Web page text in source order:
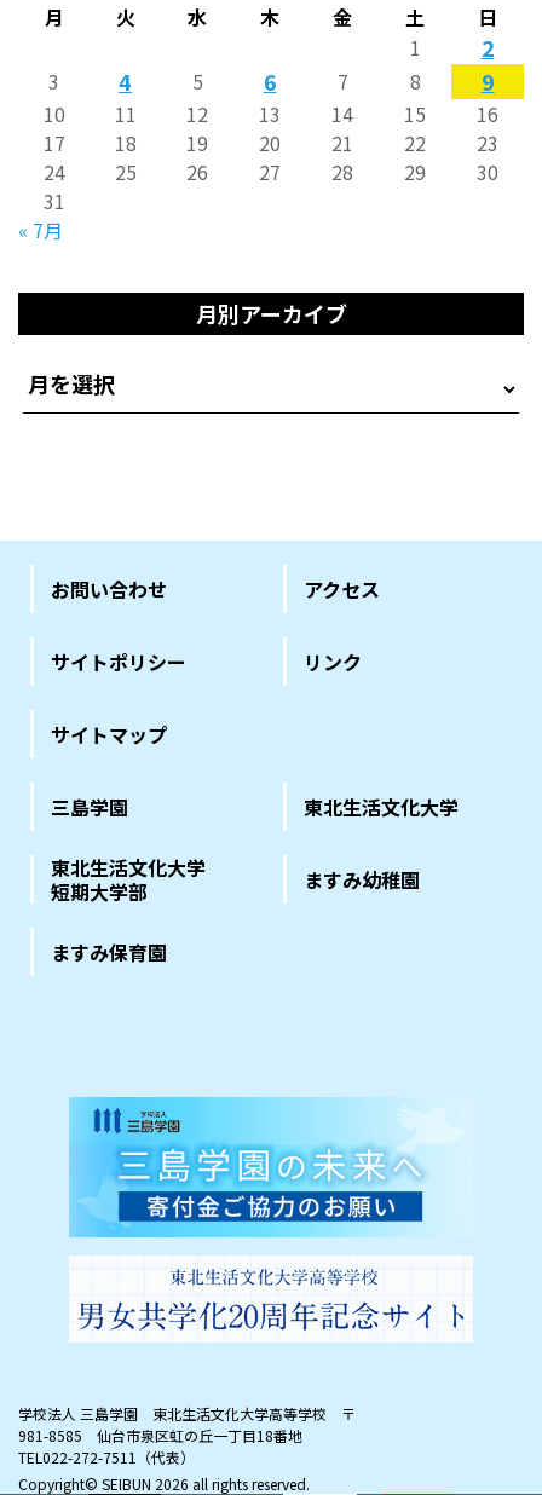
月
火 水 木 金 土 日
« 7月
1 2
3 4 5 6 7 8 9
10 11 12 13 14 15
16
17
18 19 20 21 22
23
24
25 26 27 28 29
30
31
月別アーカイブ
お問い合わせ アクセス
サイトポリシー リンク
サイトマップ
三島学園 東北生活文化大学
東北生活文化大学
短期大学部
ますみ幼稚園
ますみ保育園
学校法人 三島学園 東北生活文化大学高等学校
〒
981-8585 仙台市泉区虹の丘一丁目18番地
TEL022-272-7511（代表）
Copyright© SEIBUN 2026 all rights reserved.